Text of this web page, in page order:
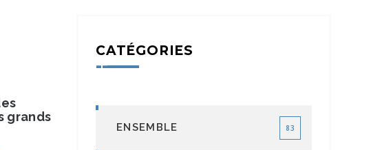
grands
CATÉGORIES
ENSEMBLE 83